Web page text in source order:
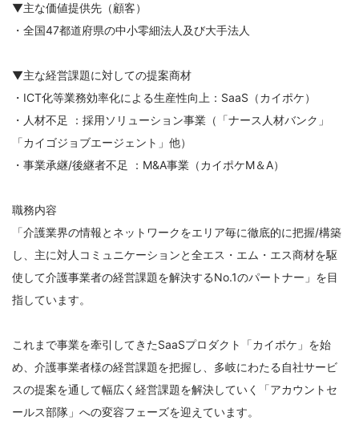
▼主な価値提供先（顧客）
・全国47都道府県の中小零細法人及び大手法人
▼主な経営課題に対しての提案商材
・ICT化等業務効率化による生産性向上：SaaS（カイポケ）
・人材不足 ：採用ソリューション事業（「ナース人材バンク」
「カイゴジョブエージェント」他）
・事業承継/後継者不足 ：M&A事業（カイポケM＆A）
職務内容
「介護業界の情報とネットワークをエリア毎に徹底的に把握/構築
し、主に対人コミュニケーションと全エス・エム・エス商材を駆
使して介護事業者の経営課題を解決するNo.1のパートナー」を目
指しています。
これまで事業を牽引してきたSaaSプロダクト「カイポケ」を始
め、介護事業者様の経営課題を把握し、多岐にわたる自社サービ
スの提案を通して幅広く経営課題を解決していく「アカウントセ
ールス部隊」への変容フェーズを迎えています。